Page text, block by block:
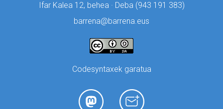
Ifar Kalea 12, behea · Deba (943 191 383)
barrena@barrena.eus
Codesyntaxek garatua